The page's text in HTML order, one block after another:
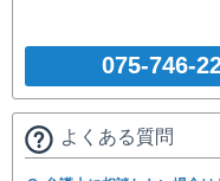
075-746-
よくある質問